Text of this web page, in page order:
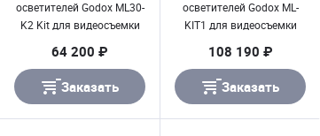
осветителей Godox ML30-
K2 Kit для видеосъемки
64 200 ₽
Заказать
осветителей Godox ML-
KIT1 для видеосъемки
108 190 ₽
Заказать